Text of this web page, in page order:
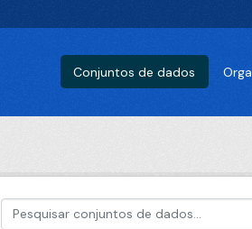
Conjuntos de dados